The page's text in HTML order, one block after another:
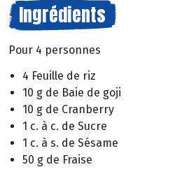
Ingrédients
Pour 4 personnes
4 Feuille de riz
10 g de Baie de goji
10 g de Cranberry
1 c. à c. de Sucre
1 c. à s. de Sésame
50 g de Fraise